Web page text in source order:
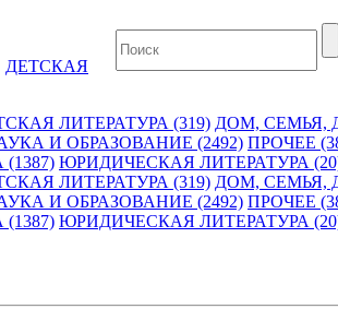
ДЕТСКАЯ
ЛИТЕРАТУРА (319) ДОМ, СЕМЬЯ,
И ОБРАЗОВАНИЕ (2492) ПРОЧЕЕ
ЮРИДИЧЕСКАЯ ЛИТЕРАТУРА
ЛИТЕРАТУРА (319) ДОМ, СЕМЬЯ,
И ОБРАЗОВАНИЕ (2492) ПРОЧЕЕ
ЮРИДИЧЕСКАЯ ЛИТЕРАТУРА